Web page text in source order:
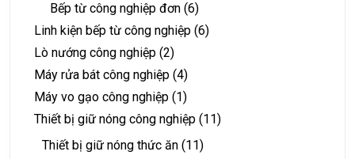
Bếp từ công nghiệp đơn (6)
Linh kiện bếp từ công nghiệp (6)
Lò nướng công nghiệp (2)
Máy rửa bát công nghiệp (4)
Máy vo gạo công nghiệp (1)
Thiết bị giữ nóng công nghiệp (11)
Thiết bị giữ nóng thức ăn (11)